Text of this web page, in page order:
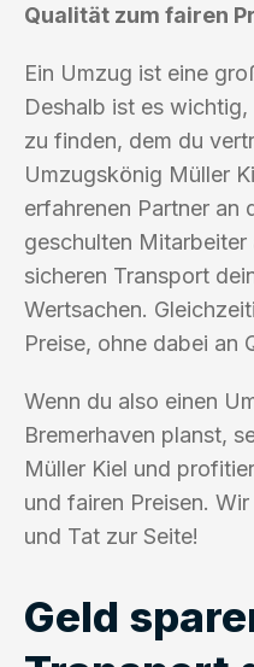
Qualität zum fairen
Ein Umzug ist eine
Deshalb ist es wichtig,
zu finden, dem du
Umzugskönig Müller
erfahrenen Partner an
geschulten
sicheren Transport
Wertsachen.
Preise, ohne dabei an
Wenn du also einen
Bremerhaven planst,
Müller Kiel und
und fairen Preisen.
und Tat zur Seite!
Geld